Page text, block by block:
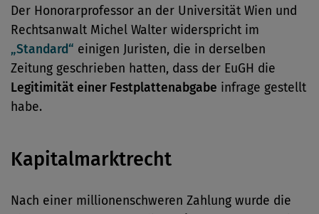
Der Honorarprofessor an der Universität Wien und
Rechtsanwalt Michel Walter widerspricht im
„Standard“ einigen Juristen, die in derselben
Zeitung geschrieben hatten, dass der EuGH die
Legitimität einer Festplattenabgabe infrage gestellt
habe.
Kapitalmarktrecht
Nach einer millionenschweren Zahlung wurde die